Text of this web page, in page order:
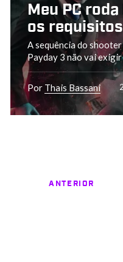
Meu PC
os
A sequência do
Payday 3 não vai
Por Thais Bassani
ANTERIOR